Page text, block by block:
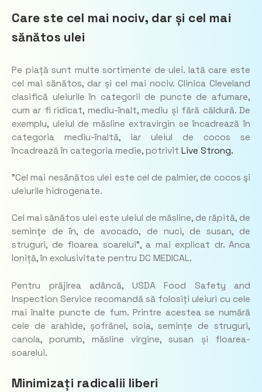
Care ste cel mai nociv, dar și cel mai
sănătos ulei
Pe piață sunt multe sortimente de ulei. Iată care este
cel mai sănătos, dar și cel mai nociv. Clinica Cleveland
clasifică uleiurile în categorii de puncte de afumare,
cum ar fi ridicat, mediu-înalt, mediu și fără căldură. De
exemplu, uleiul de măsline extravirgin se încadrează în
categoria mediu-înaltă, iar uleiul de cocos se
încadrează în categoria medie, potrivit Live Strong.
”Cel mai nesănătos ulei este cel de palmier, de cocos şi
uleiurile hidrogenate.
Cel mai sănătos ulei este uleiul de măsline, de răpită, de
seminţe de în, de avocado, de nuci, de susan, de
struguri, de floarea soarelui”, a mai explicat dr. Anca
Ioniță, în exclusivitate pentru DC MEDICAL.
Pentru prăjirea adâncă, USDA Food Safety and
Inspection Service recomandă să folosiți uleiuri cu cele
mai înalte puncte de fum. Printre acestea se numără
cele de arahide, șofrănel, soia, semințe de struguri,
canola, porumb, măsline virgine, susan și floarea-
soarelui.
Minimizați radicalii liberi